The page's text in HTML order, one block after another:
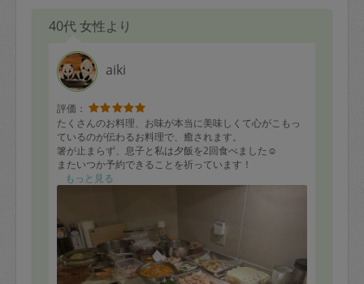
40代 女性より
aiki
評価：
たくさんのお料理、お味が本当に美味しくて心がこもっ
ているのが伝わるお料理で、癒されます。
箸が止まらず、息子と私は夕飯を2回食べました☺️
またいつか予約できることを祈っています！
もっと見る